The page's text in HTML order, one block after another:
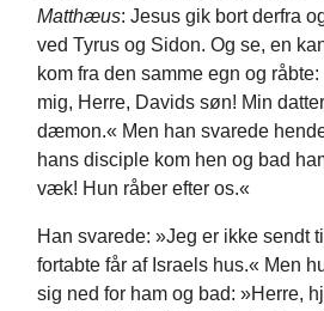
Matthæus: Jesus gik bort derfra
ved Tyrus og Sidon. Og se, en
kom fra den samme egn og
mig, Herre, Davids søn! Min
dæmon.« Men han svarede
hans disciple kom hen og bad
væk! Hun råber efter os.«
Han svarede: »Jeg er ikke sendt
fortabte får af Israels hus.« Men
sig ned for ham og bad: »Herre,